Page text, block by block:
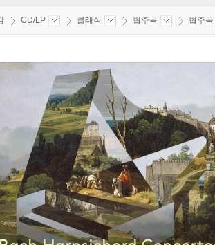
CD/LP 클래식 협주곡 협주